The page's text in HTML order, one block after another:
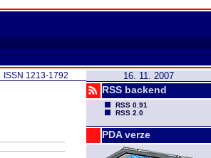
16. 11. 2007
RSS backend
RSS 0.91
RSS 2.0
PDA verze
ISSN 1213-1792